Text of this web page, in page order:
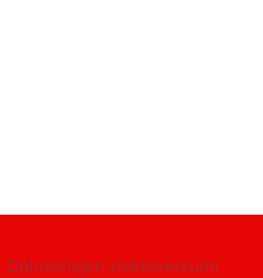
Oplossingen ziekteverzuim